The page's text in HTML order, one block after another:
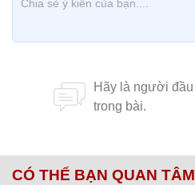
CÓ THỂ BẠN QUAN TÂM